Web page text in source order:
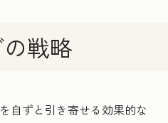
戦略
自ずと引き寄せる効果的な